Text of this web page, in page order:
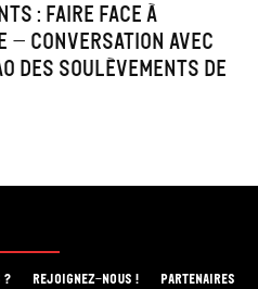
: faire face à
– Conversation avec
des Soulèvements de
? REJOIGNEZ-NOUS ! PARTENAIRES